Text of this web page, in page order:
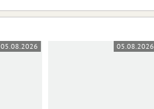
05.08.2026 05.08.2026